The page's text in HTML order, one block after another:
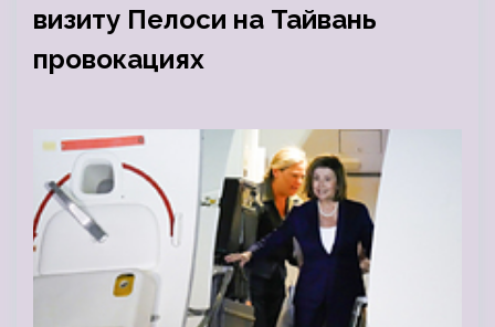
визиту Пелоси на Тайвань
провокациях